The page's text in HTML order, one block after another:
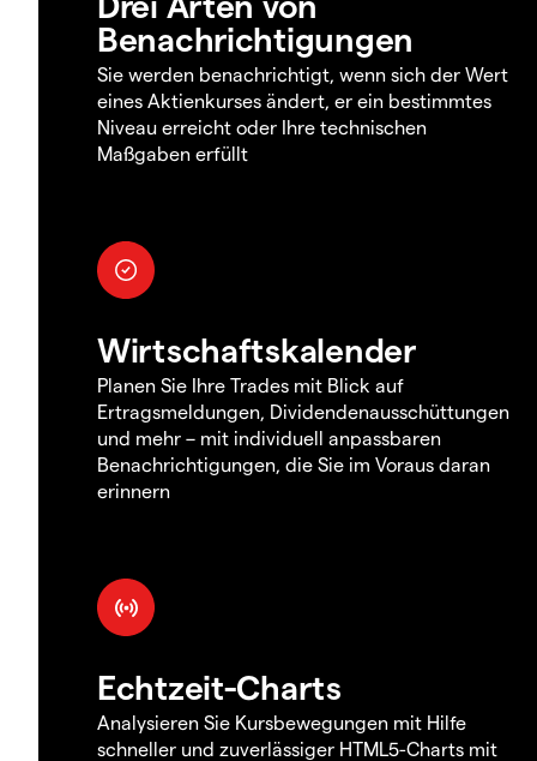
Benachrichtigungen
Sie werden benachrichtigt, wenn sich der Wert
eines Aktienkurses ändert, er ein bestimmtes
Niveau erreicht oder Ihre technischen
Maßgaben erfüllt
Wirtschaftskalender
Planen Sie Ihre Trades mit Blick auf
Ertragsmeldungen, Dividendenausschüttungen
und mehr – mit individuell anpassbaren
Benachrichtigungen, die Sie im Voraus daran
erinnern
Echtzeit-Charts
Analysieren Sie Kursbewegungen mit Hilfe
schneller und zuverlässiger HTML5-Charts mit